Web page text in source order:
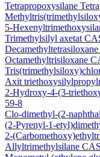
Tetrapropoxysilane
5-
Trimethylsilyl axetat
Octamethyltrisiloxane
Axit
2-Hydroxy-4-(3-
59-8
Clo-dimethyl-(2-
(2-Pyrenyl-1-
2-
Allyltrimethylsilane